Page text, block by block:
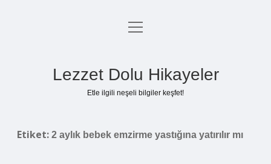
Anasayfa
menüyü
Lezzet Dolu Hikayeler
Etle ilgili neşeli bilgiler keşfet!
Etiket: 2 aylık bebek emzirme yastığına yatırılır mı